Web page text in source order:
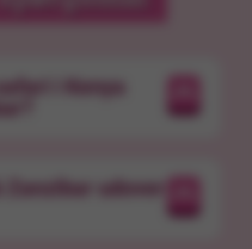
i Kenya
Zanzibar udover